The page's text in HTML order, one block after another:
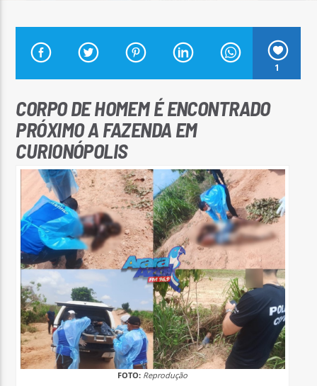
Arara Azul FM
1
CORPO DE HOMEM É ENCONTRADO
PRÓXIMO A FAZENDA EM
CURIONÓPOLIS
FOTO: Reprodução